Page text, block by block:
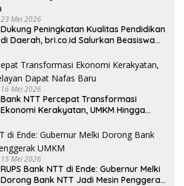
23 Mei 2026
Dukung Peningkatan Kualitas Pendidikan
di Daerah, bri.co.id Salurkan Beasiswa
Weetebula
16 Mei 2026
Bank NTT Percepat Transformasi
Ekonomi Kerakyatan, UMKM Hingga
15 Mei 2026
RUPS Bank NTT di Ende: Gubernur Melki
Dorong Bank NTT Jadi Mesin Penggerak